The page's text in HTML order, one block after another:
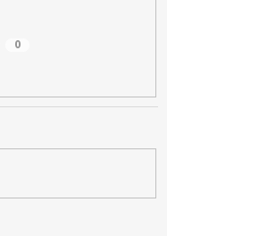
0